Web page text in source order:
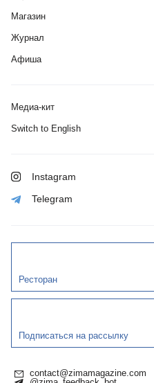
Магазин
Журнал
Афиша
Медиа-кит
Switch to English
Instagram
Telegram
Ресторан
Подписаться на рассылку
contact@zimamagazine.com